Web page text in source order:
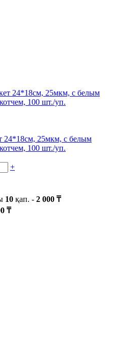
24*18см, 25мкм, с белым
100 шт./уп.
+
10 қап. - 2 000 ₸
₸